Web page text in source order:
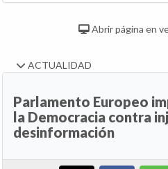
Abrir página en
ACTUALIDAD
Parlamento Europeo
la Democracia contra
desinformación